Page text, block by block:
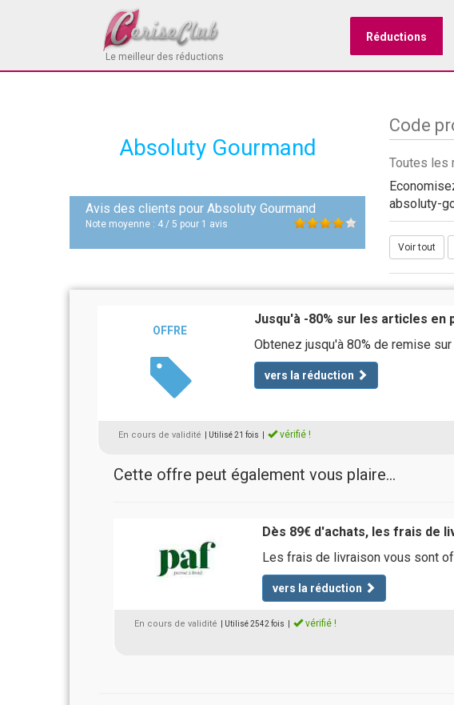
Le meilleur des réductions
Réductions
Absoluty Gourmand
Avis des clients pour Absoluty Gourmand
Note moyenne : 4 / 5 pour 1 avis
Code
Toutes les
absoluty-
Voir tout
OFFRE
Jusqu'à -80% sur les articles en
Obtenez jusqu'à 80% de remise
vers la réduction
En cours de validité | Utilisé 21 fois vérifié !
Cette offre peut également vous plaire...
Dès 89€ d'achats, les frais de
Les frais de livraison vous sont
vers la réduction
En cours de validité | Utilisé 2542 fois vérifié !